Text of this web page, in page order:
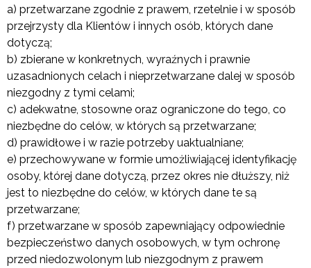
a) przetwarzane zgodnie z prawem, rzetelnie i w sposób
przejrzysty dla Klientów i innych osób, których dane
dotyczą;
b) zbierane w konkretnych, wyraźnych i prawnie
uzasadnionych celach i nieprzetwarzane dalej w sposób
niezgodny z tymi celami;
c) adekwatne, stosowne oraz ograniczone do tego, co
niezbędne do celów, w których są przetwarzane;
d) prawidłowe i w razie potrzeby uaktualniane;
e) przechowywane w formie umożliwiającej identyfikację
osoby, której dane dotyczą, przez okres nie dłuższy, niż
jest to niezbędne do celów, w których dane te są
przetwarzane;
f) przetwarzane w sposób zapewniający odpowiednie
bezpieczeństwo danych osobowych, w tym ochronę
przed niedozwolonym lub niezgodnym z prawem